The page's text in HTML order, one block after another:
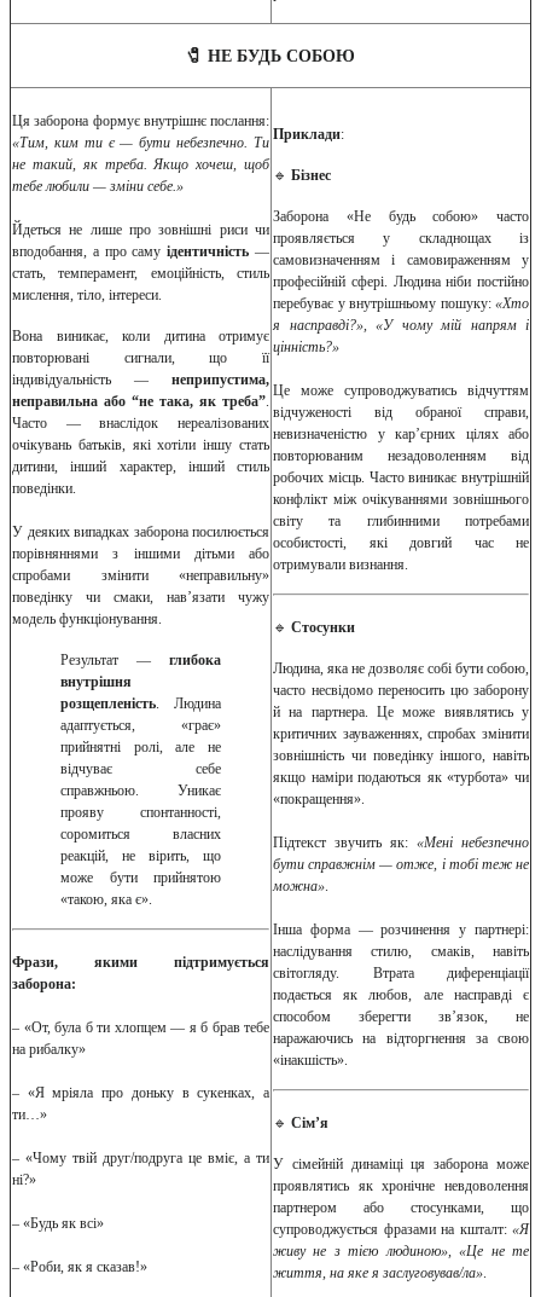
🧷 НЕ БУДЬ СОБОЮ
Ця заборона формує внутрішнє послання:
«Тим, ким ти є — бути небезпечно. Ти
не такий, як треба. Якщо хочеш, щоб
тебе любили — зміни себе.»
Йдеться не лише про зовнішні риси чи
вподобання, а про самуідентичність —
стать, темперамент, емоційність, стиль
мислення, тіло, інтереси.
Вона виникає, коли дитина отримує
повторювані сигнали, що її
індивідуальність — неприпустима,
неправильна або “не така, як треба”.
Часто — внаслідок нереалізованих
очікувань батьків, які хотіли іншу стать
дитини, інший характер, інший стиль
поведінки.
У деяких випадках заборона посилюється
порівняннями з іншими дітьми або
спробами змінити «неправильну»
поведінку чи смаки, нав’язати чужу
модель функціонування.
Результат — глибока
внутрішня
розщепленість. Людина
адаптується, «грає»
прийнятні ролі, але не
відчуває себе
справжньою. Уникає
прояву спонтанності,
соромиться власних
реакцій, не вірить, що
може бути прийнятою
«такою, яка є».
Фрази, якими підтримується
заборона:
– «От, була б ти хлопцем — я б брав тебе
на рибалку»
– «Я мріяла про доньку в сукенках, а
ти…»
– «Чому твій друг/подруга це вміє, а ти
ні?»
– «Будь як всі»
– «Роби, як я сказав!»
Приклади:
🔹 Бізнес
Заборона «Не будь собою» часто
проявляється у складнощах із
самовизначенням і самовираженням у
професійній сфері. Людина ніби постійно
перебуває у внутрішньому пошуку: «Хто
я насправді?», «У чому мій напрям і
цінність?»
Це може супроводжуватись відчуттям
відчуженості від обраної справи,
невизначеністю у кар’єрних цілях або
повторюваним незадоволенням від
робочих місць. Часто виникає внутрішній
конфлікт між очікуваннями зовнішнього
світу та глибинними потребами
особистості, які довгий час не
отримували визнання.
🔹 Стосунки
Людина, яка не дозволяє собі бути собою,
часто несвідомо переносить цю заборону
й на партнера. Це може виявлятись у
критичних зауваженнях, спробах змінити
зовнішність чи поведінку іншого, навіть
якщо наміри подаються як «турбота» чи
«покращення».
Підтекст звучить як: «Мені небезпечно
бути справжнім — отже, і тобі теж не
можна».
Інша форма — розчинення у партнері:
наслідування стилю, смаків, навіть
світогляду. Втрата диференціації
подається як любов, але насправді є
способом зберегти зв’язок, не
наражаючись на відторгнення за свою
«інакшість».
🔹 Сім’я
У сімейній динаміці ця заборона може
проявлятись як хронічне невдоволення
партнером або стосунками, що
супроводжується фразами на кшталт: «Я
живу не з тією людиною», «Це не те
життя, на яке я заслуговував/ла».